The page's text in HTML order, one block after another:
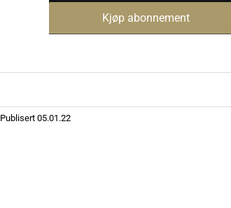
Kjøp abonnement
Publisert 05.01.22